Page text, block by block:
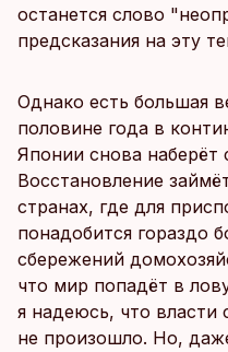
останется слово
предсказания на эту
Однако есть большая
половине года в
Японии снова
Восстановление
странах, где для
понадобится гораздо
сбережений
что мир попадёт в
я надеюсь, что власти
не произошло. Но,